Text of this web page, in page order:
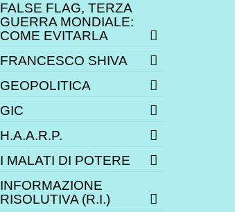
FALSE FLAG, TERZA
GUERRA MONDIALE:
COME EVITARLA
FRANCESCO SHIVA
GEOPOLITICA
GIC
H.A.A.R.P.
I MALATI DI POTERE
INFORMAZIONE
RISOLUTIVA (R.I.)